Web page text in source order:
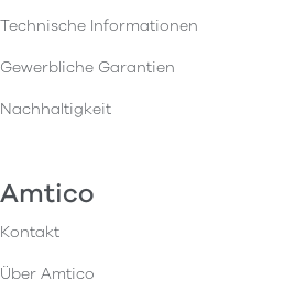
Technische Informationen
Gewerbliche Garantien
Nachhaltigkeit
Amtico
Kontakt
Über Amtico